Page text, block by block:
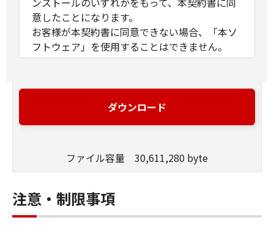
意したことになります。
お客様が本契約書に同意できない場合、「本ソ
フトウェア」を使用することはできません。
(1) キヤノンは、お客様が「キヤノン製品」を利
用する目的のために、「キヤノン製品」に直接
（本契約書においては、「本ソフトウェア」を
ること、またはコンピューターにおいて表示す
ること、アクセスすること、もしくは実行する
ことのいずれも含むものとします。）するため
ダウンロード
ファイル容量 30,611,280 byte
注意・制限事項